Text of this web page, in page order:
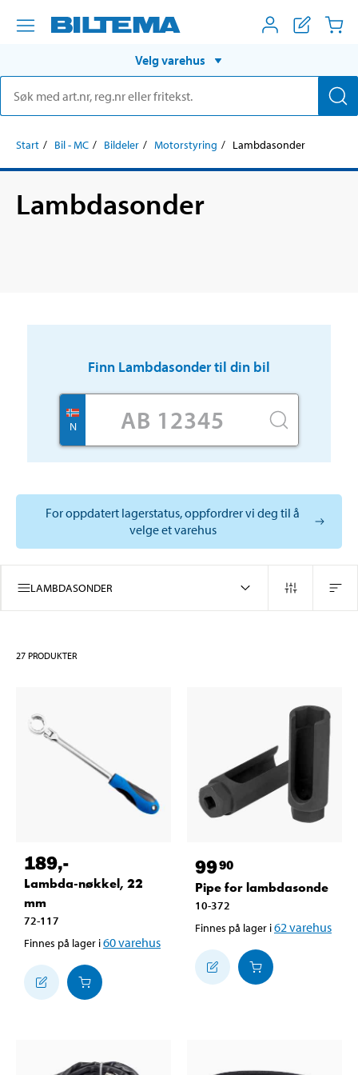
Velg varehus
Start Bil - MC Bildeler Motorstyring Lambdasonder
Lambdasonder
Finn Lambdasondertil din bil
N
For oppdatert lagerstatus, oppfordrer vi deg til å
velge et varehus
LAMBDASONDER
27 PRODUKTER
189,-
Lambda-nøkkel, 22
mm
72-117
Finnes på lager i60varehus
9990
Pipe for lambdasonde
10-372
Finnes på lager i62 varehus